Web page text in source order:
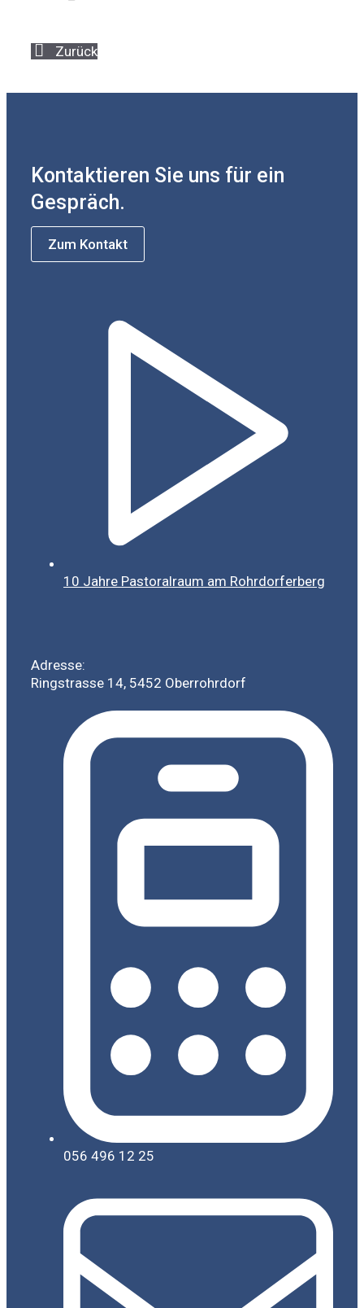
Zurück
Kontaktieren Sie uns für ein
Gespräch.
Zum Kontakt
10 Jahre Pastoralraum am Rohrdorferberg
Adresse:
Ringstrasse 14, 5452 Oberrohrdorf
056 496 12 25